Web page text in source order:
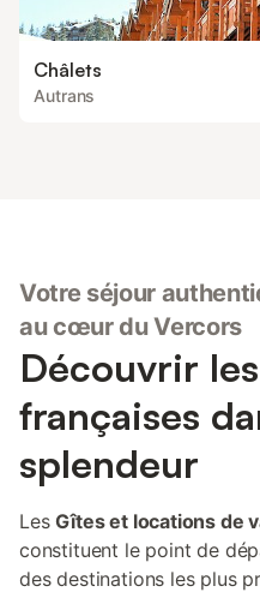
Châlets
Autrans
Votre séjour
au cœur du Vercors
Découvrir
françaises
splendeur
LesGîtes et locations de
constituent le point de
des destinations les plus